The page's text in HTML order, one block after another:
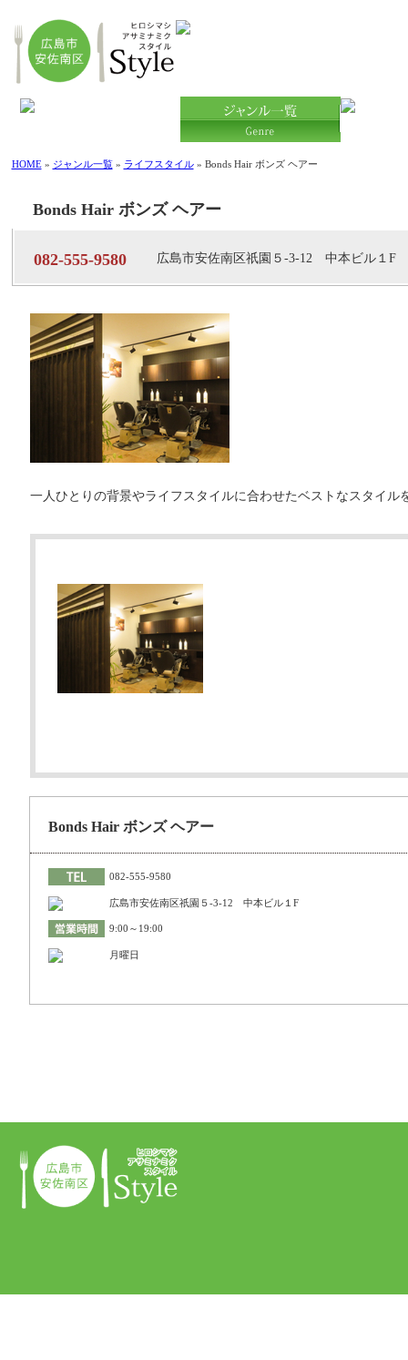
HOME» ジャンル一覧» ライフスタイル» Bonds Hair ボンズ ヘアー
Bonds Hair ボンズ ヘアー
082-555-9580 広島市安佐南区祇園５-3-12 中本ビル１F
一人ひとりの背景やライフスタイルに合わせたベストなスタイ
Bonds Hair ボンズ ヘアー
082-555-9580
広島市安佐南区祇園５-3-12 中本ビル１F
9:00～19:00
月曜日